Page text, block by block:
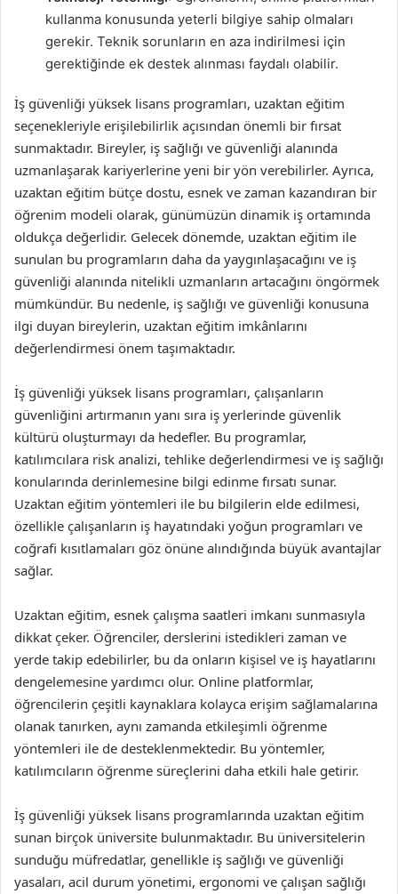
kullanma konusunda yeterli bilgiye sahip olmaları
gerekir. Teknik sorunların en aza indirilmesi için
gerektiğinde ek destek alınması faydalı olabilir.
İş güvenliği yüksek lisans programları, uzaktan eğitim
seçenekleriyle erişilebilirlik açısından önemli bir fırsat
sunmaktadır. Bireyler, iş sağlığı ve güvenliği alanında
uzmanlaşarak kariyerlerine yeni bir yön verebilirler. Ayrıca,
uzaktan eğitim bütçe dostu, esnek ve zaman kazandıran bir
öğrenim modeli olarak, günümüzün dinamik iş ortamında
oldukça değerlidir. Gelecek dönemde, uzaktan eğitim ile
sunulan bu programların daha da yaygınlaşacağını ve iş
güvenliği alanında nitelikli uzmanların artacağını öngörmek
mümkündür. Bu nedenle, iş sağlığı ve güvenliği konusuna
ilgi duyan bireylerin, uzaktan eğitim imkânlarını
değerlendirmesi önem taşımaktadır.
İş güvenliği yüksek lisans programları, çalışanların
güvenliğini artırmanın yanı sıra iş yerlerinde güvenlik
kültürü oluşturmayı da hedefler. Bu programlar,
katılımcılara risk analizi, tehlike değerlendirmesi ve iş sağlığı
konularında derinlemesine bilgi edinme fırsatı sunar.
Uzaktan eğitim yöntemleri ile bu bilgilerin elde edilmesi,
özellikle çalışanların iş hayatındaki yoğun programları ve
coğrafi kısıtlamaları göz önüne alındığında büyük avantajlar
sağlar.
Uzaktan eğitim, esnek çalışma saatleri imkanı sunmasıyla
dikkat çeker. Öğrenciler, derslerini istedikleri zaman ve
yerde takip edebilirler, bu da onların kişisel ve iş hayatlarını
dengelemesine yardımcı olur. Online platformlar,
öğrencilerin çeşitli kaynaklara kolayca erişim sağlamalarına
olanak tanırken, aynı zamanda etkileşimli öğrenme
yöntemleri ile de desteklenmektedir. Bu yöntemler,
katılımcıların öğrenme süreçlerini daha etkili hale getirir.
İş güvenliği yüksek lisans programlarında uzaktan eğitim
sunan birçok üniversite bulunmaktadır. Bu üniversitelerin
sunduğu müfredatlar, genellikle iş sağlığı ve güvenliği
yasaları, acil durum yönetimi, ergonomi ve çalışan sağlığı